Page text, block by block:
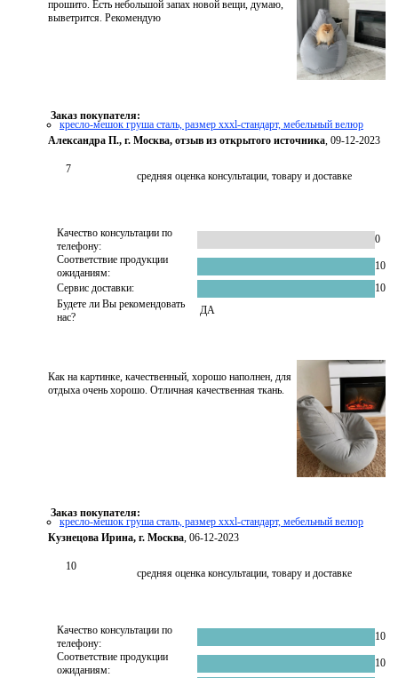
прошито. Есть небольшой запах новой вещи, думаю,
выветрится. Рекомендую
Заказ покупателя:
кресло-мешок груша сталь, размер xххl-стандарт, мебельный велюр
Александра П., г. Москва, отзыв из открытого источника, 09-12-2023
7
средняя оценка консультации, товару и доставке
Качество консультации по
телефону:
0
Соответствие продукции
ожиданиям:
10
Сервис доставки:
10
Будете ли Вы рекомендовать
нас?
ДА
Как на картинке, качественный, хорошо наполнен, для
отдыха очень хорошо. Отличная качественная ткань.
Заказ покупателя:
кресло-мешок груша сталь, размер xххl-стандарт, мебельный велюр
Кузнецова Ирина, г. Москва, 06-12-2023
10
средняя оценка консультации, товару и доставке
Качество консультации по
телефону:
10
Соответствие продукции
ожиданиям:
10